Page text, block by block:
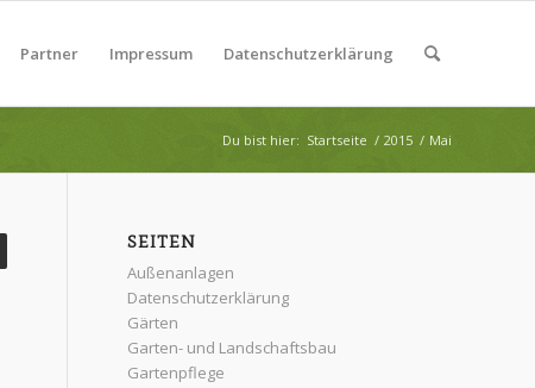
Partner Impressum Datenschutzerklärung
Du bist hier: Startseite / 2015 / Mai
SEITEN
Außenanlagen
Datenschutzerklärung
Gärten
Garten- und Landschaftsbau
Gartenpflege